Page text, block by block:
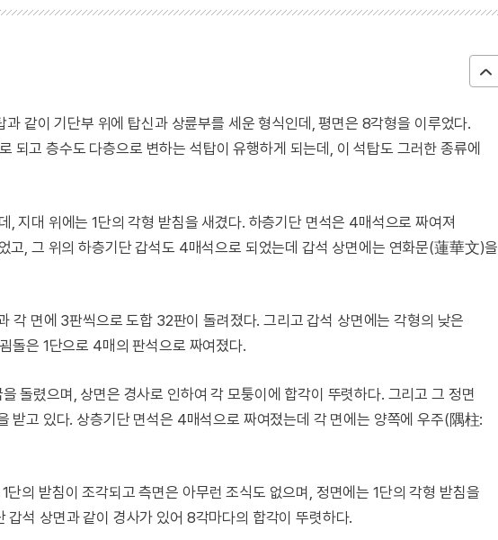
같이 기단부 위에 탑신과 상륜부를 세운 형식인데, 평면은 8각형을 이루었다.
되고 층수도 다층으로 변하는 석탑이 유행하게 되는데, 이 석탑도 그러한 종류에
지대 위에는 1단의 각형 받침을 새겼다. 하층기단 면석은 4매석으로 짜여져
고, 그 위의 하층기단 갑석도 4매석으로 되었는데 갑석 상면에는 연화문(蓮華文)을
각 면에 3판씩으로 도합 32판이 돌려졌다. 그리고 갑석 상면에는 각형의 낮은
돌은 1단으로 4매의 판석으로 짜여졌다.
돌렸으며, 상면은 경사로 인하여 각 모퉁이에 합각이 뚜렷하다. 그리고 그 정면
받고 있다. 상층기단 면석은 4매석으로 짜여졌는데 각 면에는 양쪽에 우주(隅柱:
의 받침이 조각되고 측면은 아무런 조식도 없으며, 정면에는 1단의 각형 받침을
석 상면과 같이 경사가 있어 8각마다의 합각이 뚜렷하다.